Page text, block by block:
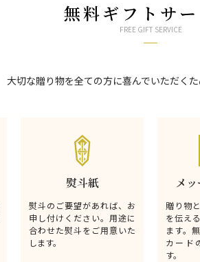
無料ギフトサ
FREE GIFT SERVICE
大切な贈り物を全ての方に喜んでいただく
熨斗紙
熨斗のご要望があれば、お
申し付けください。用途に
合わせた熨斗をご用意いた
します。
メ
贈り物
を伝え
ます。
カード
す。